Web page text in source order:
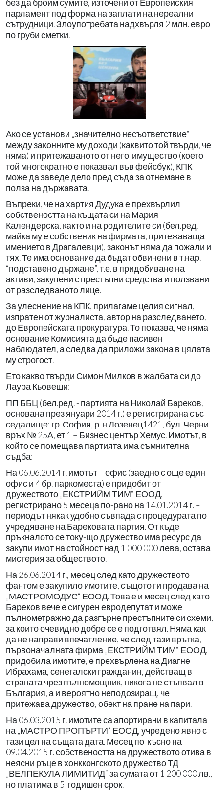
без да броим сумите, източени от Европейския
парламент под форма на заплати на нереални
сътрудници. Злоупотребата надхвърля 2 млн. евро
по груби сметки.
Ако се установи „значително несъответствие“
между законните му доходи (каквито той твърди, че
няма) и притежаваното от него имущество (което
той многократно е показвал във фейсбук), КПК
може да заведе дело пред съда за отнемане в
полза на държавата.
Въпреки, че на хартия Дудука е прехвърлил
собствеността на къщата си на Мария
Календерска, както и на родителите си (бел.ред. -
майка му е собственик на фирмата, притежаваща
имението в Драгалевци), законът няма да пожали и
тях. Те има основание да бъдат обвинени в т.нар.
“подставено държане”, т.е. в придобиване на
активи, закупени с престъпни средства и ползвани
от разследваното лице.
За улеснение на КПК, прилагаме целия сигнал,
изпратен от журналиста, автор на разследването,
до Европейската прокуратура. То показва, че няма
основание Комисията да бъде пасивен
наблюдател, а следва да приложи закона в цялата
му строгост.
Ето какво твърди Симон Милков в жалбата си до
Лаура Кьовеши:
ПП ББЦ (бел.ред. - партията на Николай Бареков,
основана през януари 2014 г.) е регистрирана със
седалище: гр. София, р-н Лозенец1421, бул. Черни
връх № 25А, ет.1 – Бизнес център Хемус. Имотът, в
който се помещава партията има съмнителна
съдба:
На 06.06.2014 г. имотът – офис (заедно с още един
офис и 4 бр. паркоместа) е придобит от
дружеството „ЕКСТРИЙМ ТИМ“ ЕООД,
регистрирано 5 месеца по-рано на 14.01.2014 г. –
периодът някак удобно съвпада с процедурата по
учредяване на Барековата партия. От къде
пръкналото се току-що дружество има ресурс да
закупи имот на стойност над 1 000 000 лева, остава
мистерия за обществото.
На 26.06.2014 г., месец след като дружеството
фантом е закупило имотите, същото ги продава на
„МАСТРОМОДУС“ ЕООД. Това е и месец след като
Бареков вече е сигурен евродепутат и може
пълнометражно да разгърне престъпните си схеми,
за които очевидно добре се е подготвял. Няма как
да не направи впечатление, че след тази врътка,
първоначалната фирма „ЕКСТРИЙМ ТИМ“ ЕООД,
придобила имотите, е прехвърлена на Диагне
Ибрахама, сенегалски гражданин, действащ в
страната чрез пълномощник, никога не стъпвал в
България, а и вероятно неподозиращ, че
притежава дружество, обект на пране на пари.
На 06.03.2015 г. имотите са апортирани в капитала
на „МАСТРО ПРОПЪРТИ“ ЕООД, учредено явно с
тази цел на същата дата. Месец по-късно на
09.04.2015 г. собствеността на дружеството отива в
неясни ръце в хонкконгското дружество ТД
„ВЕЛПЕКУЛА ЛИМИТИД“ за сумата от 1 200 000 лв.,
но платима в 5-годишен срок.